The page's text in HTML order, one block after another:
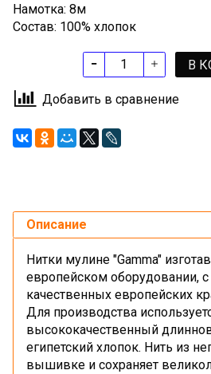
Намотка: 8м
Состав: 100% хлопок
В
Добавить в сравнение
Описание
Нитки мулине "Gamma"
европейском оборудовании,
качественных европейских
Для производства
высококачественный
египетский хлопок. Нить из
вышивке и сохраняет